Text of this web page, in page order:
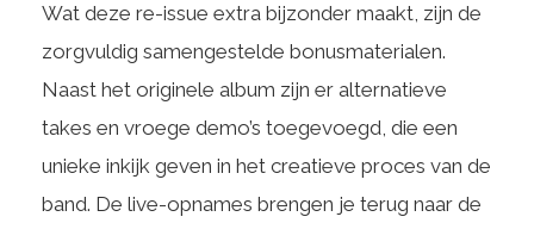
Wat deze re-issue extra bijzonder maakt, zijn de
zorgvuldig samengestelde bonusmaterialen.
Naast het originele album zijn er alternatieve
takes en vroege demo’s toegevoegd, die een
unieke inkijk geven in het creatieve proces van de
band. De live-opnames brengen je terug naar de